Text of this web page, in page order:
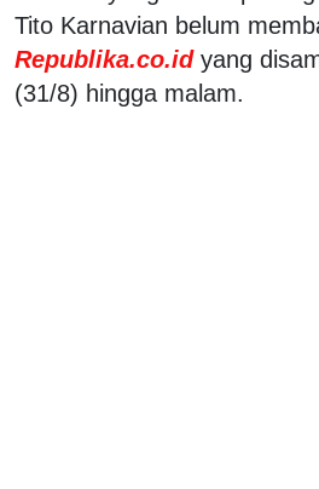
Tito Karnavian belum
Republika.co.idyang
(31/8) hingga malam.